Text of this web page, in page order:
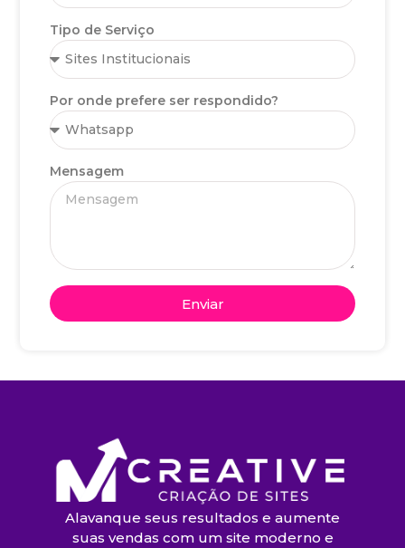
Tipo de Serviço
Por onde prefere ser respondido?
Mensagem
Enviar
Alavanque seus resultados e aumente
suas vendas com um site moderno e